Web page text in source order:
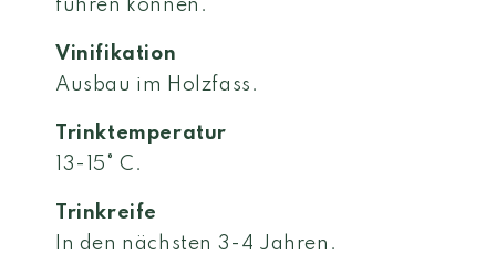
führen können.
Vinifikation
Ausbau im Holzfass.
Trinktemperatur
13-15° C.
Trinkreife
In den nächsten 3-4 Jahren.